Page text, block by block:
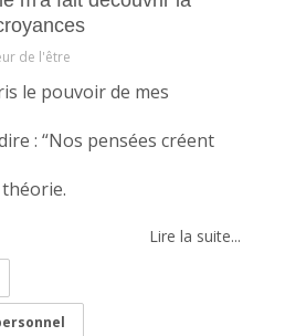
de l'être
le pouvoir de mes
: “Nos pensées créent
Lire la suite...